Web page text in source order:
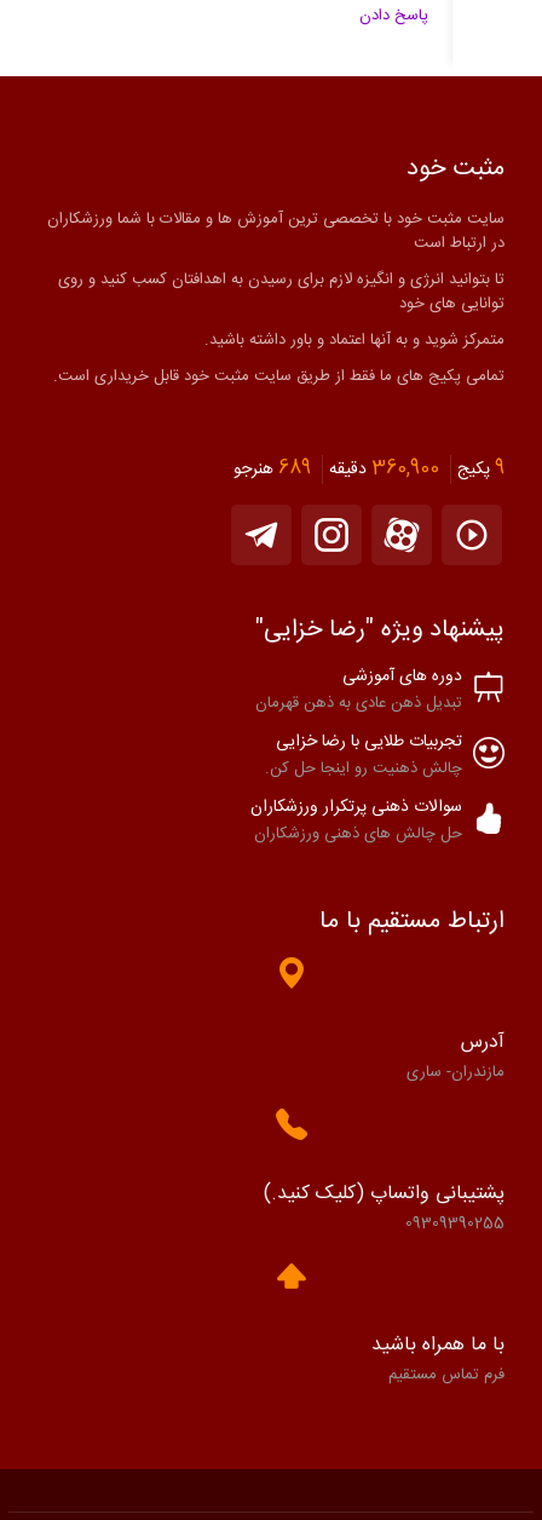
پاسخ دادن
مثبت خود
سایت مثبت خود با تخصصی ترین آموزش ها و مقالات با شما ورزشکاران
در ارتباط است
تا بتوانید انرژی و انگیزه لازم برای رسیدن به اهدافتان کسب کنید و روی
توانایی های خود
متمرکز شوید و به آنها اعتماد و باور داشته باشید.
تمامی پکیج های ما فقط از طریق سایت مثبت خود قابل خریداری است.
9پکیج 360,900 دقیقه 689 هنرجو
پیشنهاد ویژه "رضا خزایی"
دوره های آموزشی
تبدیل ذهن عادی به ذهن قهرمان
تجربیات طلایی با رضا خزایی
چالش ذهنیت رو اینجا حل کن.
سوالات ذهنی پرتکرار ورزشکاران
حل چالش های ذهنی ورزشکاران
ارتباط مستقیم با ما
آدرس
مازندران- ساری
پشتیبانی واتساپ (کلیک کنید.)
09309390255
با ما همراه باشید
فرم تماس مستقیم